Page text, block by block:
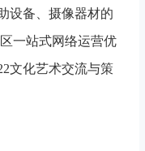
设备、摄像器材的
一站式网络运营优
文化艺术交流与策